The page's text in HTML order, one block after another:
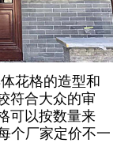
花格的造型和
符合大众的审
可以按数量来
个厂家定价不一